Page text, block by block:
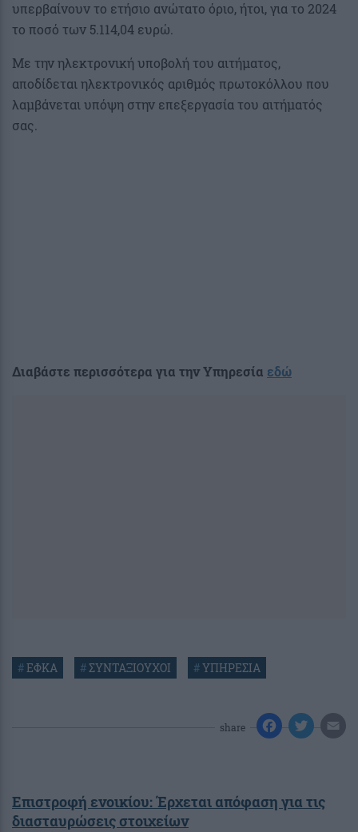
υπερβαίνουν το ετήσιο ανώτατο όριο, ήτοι, για το 2024
το ποσό των 5.114,04 ευρώ.
Με την ηλεκτρονική υποβολή του αιτήματος,
αποδίδεται ηλεκτρονικός αριθμός πρωτοκόλλου που
λαμβάνεται υπόψη στην επεξεργασία του αιτήματός
σας.
Διαβάστε περισσότερα για την Υπηρεσία εδώ
#ΕΦΚΑ #ΣΥΝΤΑΞΙΟΥΧΟΙ #ΥΠΗΡΕΣΙΑ
share
Επιστροφή ενοικίου: Έρχεται απόφαση για τις
διασταυρώσεις στοιχείων